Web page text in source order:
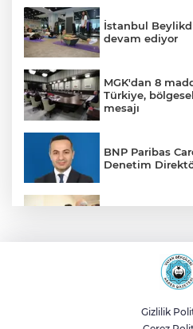
İstanbul
devam ediyor
MGK'dan 8
Türkiye,
mesajı
BNP Paribas
Denetim
Sakarya’da
kavuşacaklar
Gizlilik